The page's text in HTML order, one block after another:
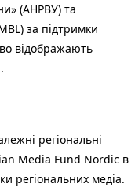
(АНРВУ) та
за підтримки
відображають
регіональні
Media Fund Nordic в
регіональних медіа.